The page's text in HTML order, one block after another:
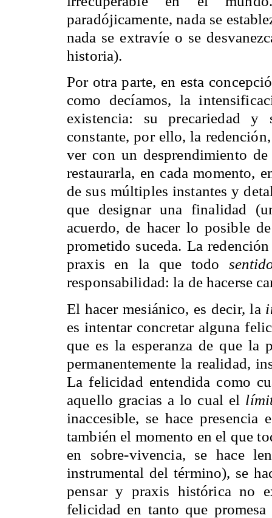
paradójicamente, nada se
nada se extravíe o se
historia).
Por otra parte, en esta
como decíamos, la
existencia: su precariedad y
constante, por ello, la
ver con un desprendimiento
restaurarla, en cada momento,
de sus múltiples instantes y
que designar una finalidad
acuerdo, de hacer lo posible
prometido suceda. La
praxis en la que todo
responsabilidad: la de hacerse
El hacer mesiánico, es decir, la
es intentar concretar alguna
que es la esperanza de que la
permanentemente la realidad,
La felicidad entendida como
aquello gracias a lo cual el
inaccesible, se hace
también el momento en el que
en sobre-vivencia, se hace
instrumental del término), se
pensar y praxis histórica no
felicidad en tanto que